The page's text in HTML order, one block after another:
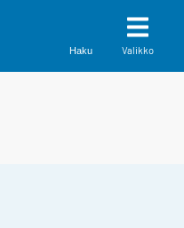
Haku Valikko